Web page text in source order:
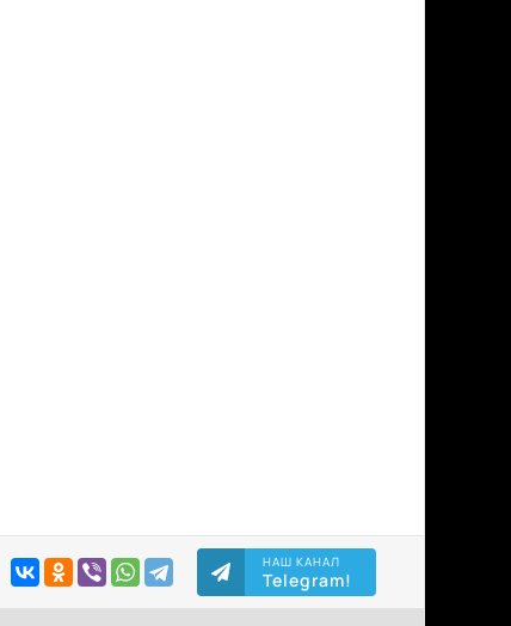
НАШ КАНАЛ
Telegram!